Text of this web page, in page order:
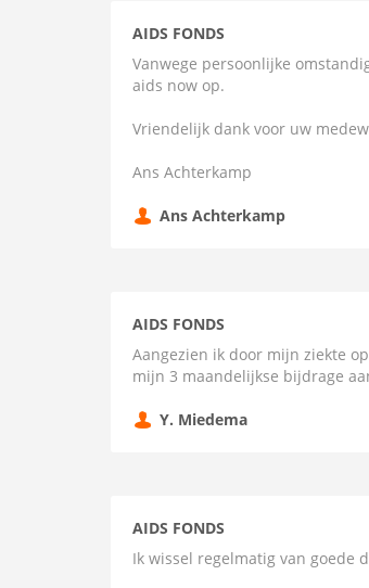
AIDS FONDS
Vanwege persoonlijke
aids now op.
Vriendelijk dank voor uw
Ans Achterkamp
Ans Achterkamp
AIDS FONDS
Aangezien ik door mijn ziekte
mijn 3 maandelijkse bijdrage
Y. Miedema
AIDS FONDS
Ik wissel regelmatig van goede